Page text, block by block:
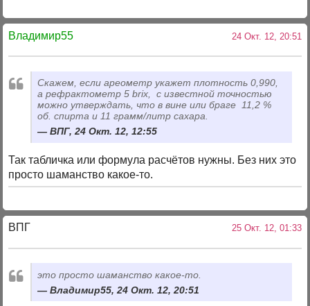
Владимир55 24 Окт. 12, 20:51
Скажем, если ареометр укажет плотность 0,990,
а рефрактометр 5 brix, с известной точностью
можно утверждать, что в вине или браге 11,2 %
об. спирта и 11 грамм/литр сахара.
ВПГ, 24 Окт. 12, 12:55
Так табличка или формула расчётов нужны. Без них это
просто шаманство какое-то.
ВПГ 25 Окт. 12, 01:33
это просто шаманство какое-то.
Владимир55, 24 Окт. 12, 20:51